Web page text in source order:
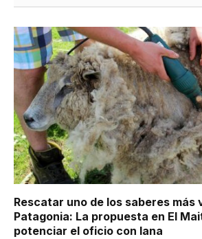
Rescatar uno de los saberes más
Patagonia: La propuesta en El
potenciar el oficio con lana